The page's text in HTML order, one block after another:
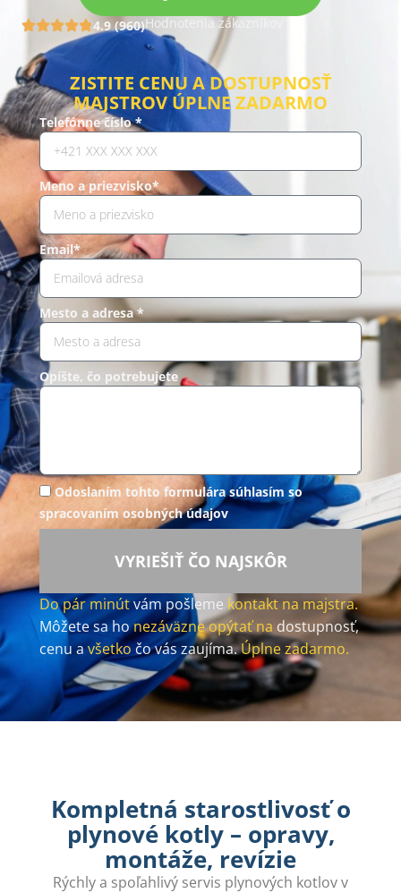
4.9 (960)Hodnotenia zákazníkov
ZISTITE CENU A DOSTUPNOSŤ
MAJSTROV ÚPLNE ZADARMO
Telefónne číslo *
Meno a priezvisko*
Email*
Mesto a adresa *
Opíšte, čo potrebujete
Odoslaním tohto formulára súhlasím so
spracovaním osobných údajov
VYRIEŠIŤ ČO NAJSKÔR
Do pár minútvám pošleme kontakt na majstra.
Môžete sa honezáväzne opýtať na dostupnosť,
cenu avšetkočo vás zaujíma.Úplne zadarmo.
Kompletná starostlivosť o
plynové kotly – opravy,
montáže, revízie
Rýchly a spoľahlivý servis plynových kotlov v